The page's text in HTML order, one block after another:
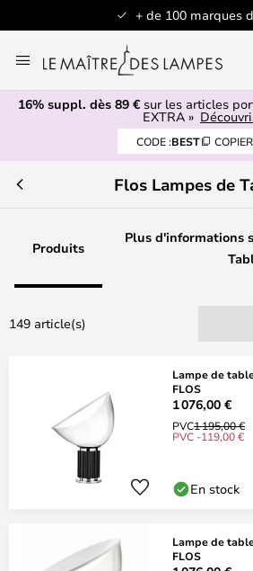
au
contenu
16% suppl. dès 89 € sur les articles
EXTRA »
CODE :BEST COPIER
Flos Lampes de
Produits
Plus d'informations
149 article(s)
Lampe de
FLOS
1 076,00 €
PVC1 195,00 €
PVC -119,00 €
En stock
Lampe de
FLOS